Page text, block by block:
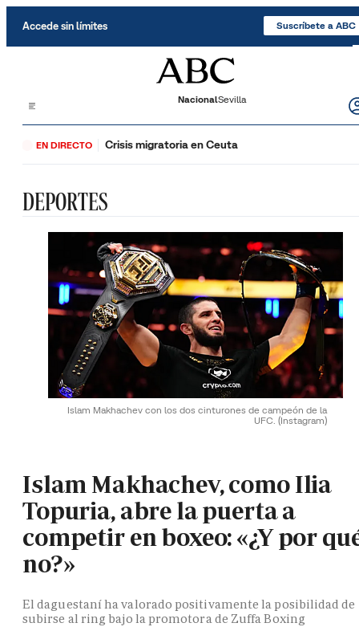
Accede sin límites Suscríbete a ABC
NacionalSevilla
EN DIRECTO Crisis migratoria en Ceuta
DEPORTES
Islam Makhachev con los dos cinturones de campeón de la
UFC. (Instagram)
Islam Makhachev, como Ilia
Topuria, abre la puerta a
competir en boxeo: «¿Y por
no?»
El daguestaní ha valorado positivamente la posibilidad de
subirse al ring bajo la promotora de Zuffa Boxing